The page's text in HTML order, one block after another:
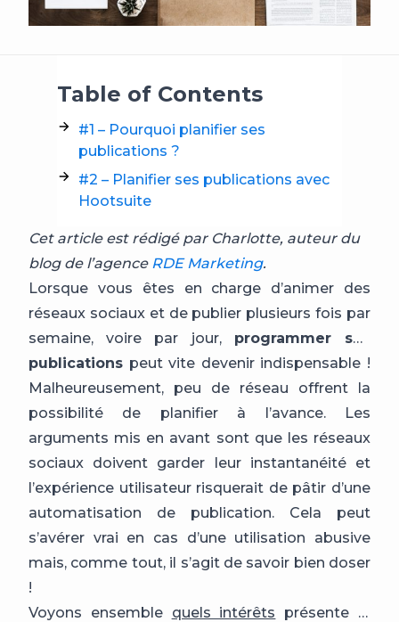
Table of Contents
#1 – Pourquoi planifier ses
publications ?
#2 – Planifier ses publications avec
Hootsuite
Cet article est rédigé par Charlotte, auteur du
blog de l’agence RDE Marketing.
Lorsque vous êtes en charge d’animer des
réseaux sociaux et de publier plusieurs fois par
semaine, voire par jour, programmer ses
publications peut vite devenir indispensable !
Malheureusement, peu de réseau offrent la
possibilité de planifier à l’avance. Les
arguments mis en avant sont que les réseaux
sociaux doivent garder leur instantanéité et
l’expérience utilisateur risquerait de pâtir d’une
automatisation de publication. Cela peut
s’avérer vrai en cas d’une utilisation abusive
mais, comme tout, il s’agit de savoir bien doser
!
Voyons ensemble quels intérêts présente la